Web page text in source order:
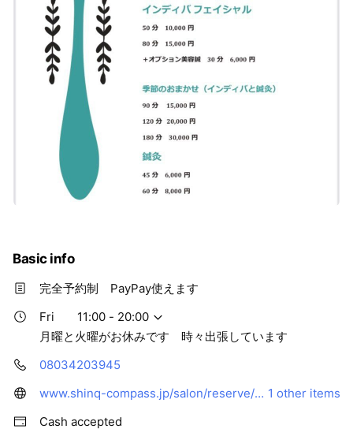
Basic info
完全予約制 PayPay使えます
Fri
11:00 - 20:00
月曜と火曜がお休みです 時々出張しています
08034203945
www.shinq-compass.jp/salon/reserve/36850 1 other items
Cash accepted